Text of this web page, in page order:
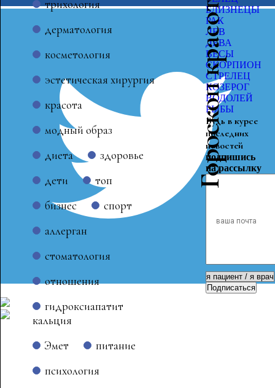
трихология
дерматология
косметология
эстетическая хирургия
красота
модный образ
диета
здоровье
дети
топ
бизнес
спорт
аллерган
стоматология
отношения
гидроксиапатит
кальция
Эмет
питание
психология
Гороскоп красоты
БЛИЗНЕЦЫ
РАК
ЛЕВ
ДЕВА
ВЕСЫ
СКОРПИОН
СТРЕЛЕЦ
КОЗЕРОГ
ВОДОЛЕЙ
РЫБЫ
Будь в курсе
последних
новостей
подпишись
на рассылку
Подписаться